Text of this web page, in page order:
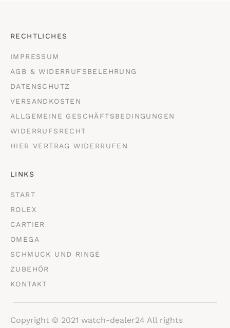
RECHTLICHES
IMPRESSUM
AGB & WIDERRUFSBELEHRUNG
DATENSCHUTZ
VERSANDKOSTEN
ALLGEMEINE GESCHÄFTSBEDINGUNGEN
WIDERRUFSRECHT
HIER VERTRAG WIDERRUFEN
LINKS
START
ROLEX
CARTIER
OMEGA
SCHMUCK UND RINGE
ZUBEHÖR
KONTAKT
Copyright © 2021 watch-dealer24 All rights